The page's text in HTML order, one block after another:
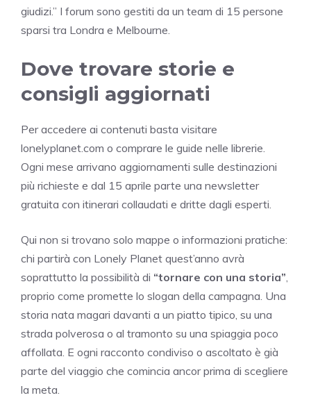
giudizi.” I forum sono gestiti da un team di 15 persone
sparsi tra Londra e Melbourne.
Dove trovare storie e
consigli aggiornati
Per accedere ai contenuti basta visitare
lonelyplanet.com o comprare le guide nelle librerie.
Ogni mese arrivano aggiornamenti sulle destinazioni
più richieste e dal 15 aprile parte una newsletter
gratuita con itinerari collaudati e dritte dagli esperti.
Qui non si trovano solo mappe o informazioni pratiche:
chi partirà con Lonely Planet quest’anno avrà
soprattutto la possibilità di “tornare con una storia”
proprio come promette lo slogan della campagna. Una
storia nata magari davanti a un piatto tipico, su una
strada polverosa o al tramonto su una spiaggia poco
affollata. E ogni racconto condiviso o ascoltato è già
parte del viaggio che comincia ancor prima di scegliere
la meta.